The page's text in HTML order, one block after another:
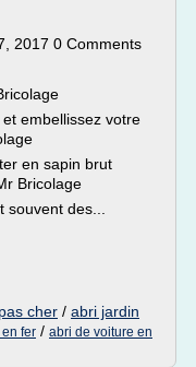
2017 0 Comments
embellissez votre
en sapin brut
Bricolage
des...
cher / abri jardin
fer / abri de voiture en